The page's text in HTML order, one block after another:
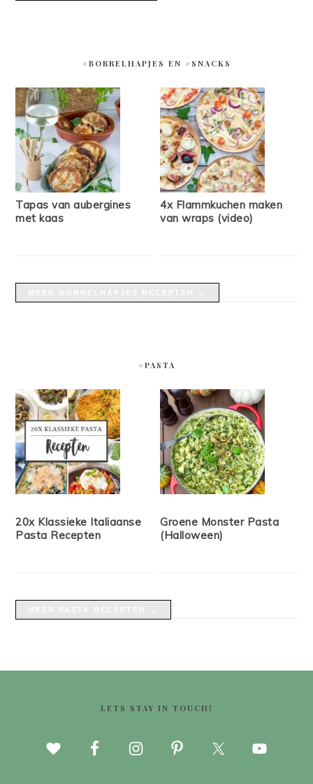
#BORRELHAPJES EN #SNACKS
Tapas van aubergines
met kaas
4x Flammkuchen maken
van wraps (video)
#PASTA
20x Klassieke Italiaanse
Pasta Recepten
Groene Monster Pasta
(Halloween)
LETS STAY IN TOUCH!